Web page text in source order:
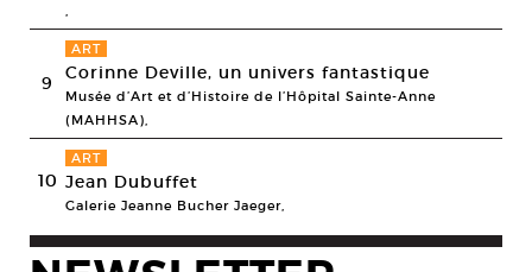
,
9
ART
Corinne Deville, un univers fantastique
Musée d’Art et d’Histoire de l’Hôpital Sainte-Anne
(MAHHSA),
10
ART
Jean Dubuffet
Galerie Jeanne Bucher Jaeger,